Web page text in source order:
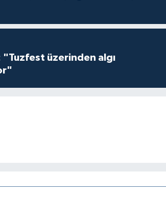
"Tuzfest üzerinden algı